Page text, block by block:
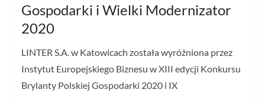
Gospodarki i Wielki Modernizator
2020
LINTER S.A. w Katowicach została wyróżniona przez
Instytut Europejskiego Biznesu w XIII edycji Konkursu
Brylanty Polskiej Gospodarki 2020 i IX